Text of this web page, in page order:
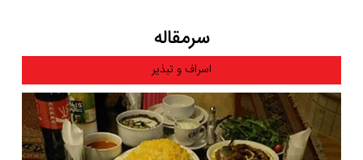
سرمقاله
اسراف و تبذیر